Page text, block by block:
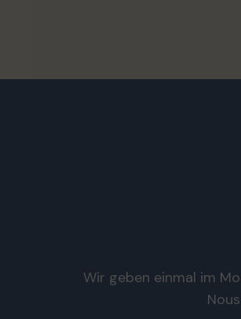
Wir geben einmal im